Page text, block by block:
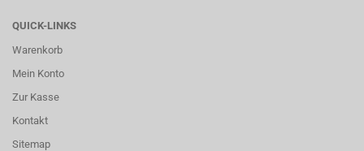
QUICK-LINKS
Warenkorb
Mein Konto
Zur Kasse
Kontakt
Sitemap